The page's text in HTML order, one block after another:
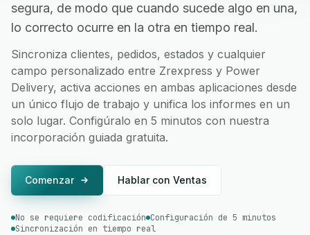
segura, de modo que cuando sucede algo en una,
lo correcto ocurre en la otra en tiempo real.
Sincroniza clientes, pedidos, estados y cualquier
campo personalizado entre Zrexpress y Power
Delivery, activa acciones en ambas aplicaciones desde
un único flujo de trabajo y unifica los informes en un
solo lugar. Configúralo en 5 minutos con nuestra
incorporación guiada gratuita.
Comenzar Hablar con Ventas
No se requiere codificación Configuración de 5 minutos
Sincronización en tiempo real